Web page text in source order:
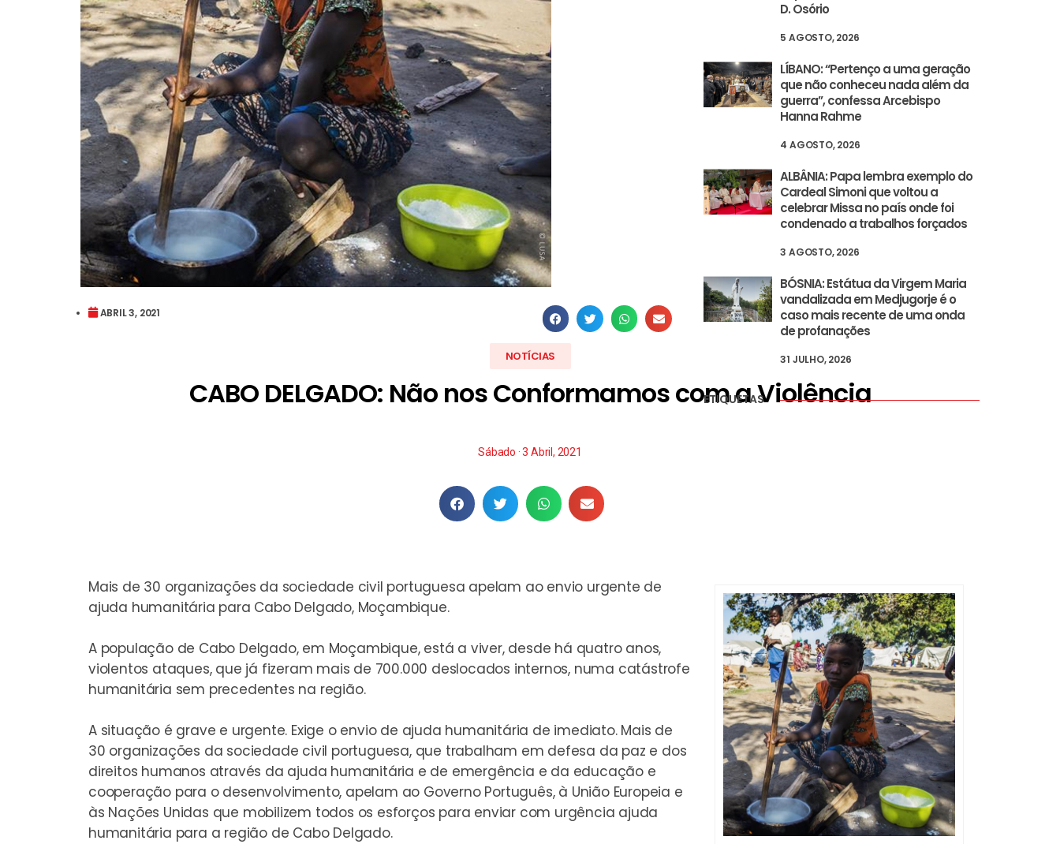
ABRIL 3, 2021
NOTÍCIAS
CABO DELGADO: Não nos Conformamos com a Violência
Sábado · 3 Abril, 2021
Mais de 30 organizações da sociedade civil portuguesa apelam ao envio urgente de
ajuda humanitária para Cabo Delgado, Moçambique.
A população de Cabo Delgado, em Moçambique, está a viver, desde há quatro anos,
violentos ataques, que já fizeram mais de 700.000 deslocados internos, numa catástrofe
humanitária sem precedentes na região.
A situação é grave e urgente. Exige o envio de ajuda humanitária de imediato. Mais de
30 organizações da sociedade civil portuguesa, que trabalham em defesa da paz e dos
direitos humanos através da ajuda humanitária e de emergência e da educação e
cooperação para o desenvolvimento, apelam ao Governo Português, à União Europeia e
às Nações Unidas que mobilizem todos os esforços para enviar com urgência ajuda
humanitária para a região de Cabo Delgado.
D. Osório
5 AGOSTO, 2026
LÍBANO: “Pertenço a uma geração
que não conheceu nada além da
guerra”, confessa Arcebispo
Hanna Rahme
4 AGOSTO, 2026
ALBÂNIA: Papa lembra exemplo do
Cardeal Simoni que voltou a
celebrar Missa no país onde foi
condenado a trabalhos forçados
3 AGOSTO, 2026
BÓSNIA: Estátua da Virgem Maria
vandalizada em Medjugorje é o
caso mais recente de uma onda
de profanações
31 JULHO, 2026
ETIQUETAS